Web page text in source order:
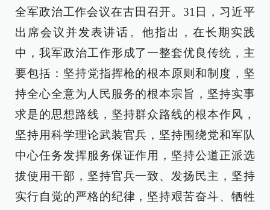
全军政治工作会议在古田召开。31日，习近平
出席会议并发表讲话。他指出，在长期实践
中，我军政治工作形成了一整套优良传统，主
要包括：坚持党指挥枪的根本原则和制度，坚
持全心全意为人民服务的根本宗旨，坚持实事
求是的思想路线，坚持群众路线的根本作风，
坚持用科学理论武装官兵，坚持围绕党和军队
中心任务发挥服务保证作用，坚持公道正派选
拔使用干部，坚持官兵一致、发扬民主，坚持
实行自觉的严格的纪律，坚持艰苦奋斗、牺牲